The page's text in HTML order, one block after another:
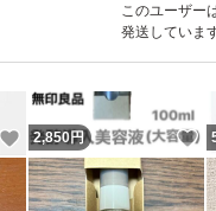
このユーザー
発送していま
いいね！
2,850円